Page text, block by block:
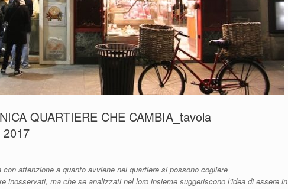
QUARTIERE CHE CAMBIA_tavola
con attenzione a quanto avviene nel quartiere si possono cogliere
inosservati, ma che se analizzati nel loro insieme suggeriscono l’idea di essere in